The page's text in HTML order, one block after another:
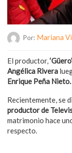
Por: Mariana
El productor,
Angélica Rivera
Enrique Peña Nieto.
Recientemente, se
productor de
matrimonio hace
respecto.